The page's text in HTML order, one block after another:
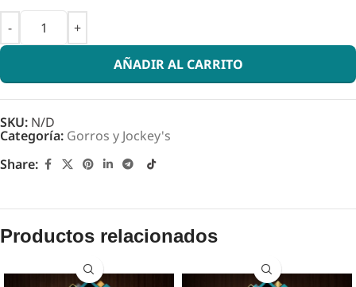
AÑADIR AL CARRITO
SKU: N/D
Categoría: Gorros y Jockey's
Share:
Productos relacionados